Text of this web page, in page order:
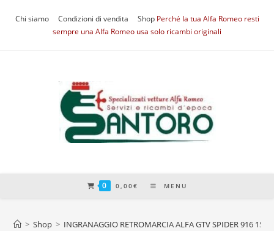
Chi siamo Condizioni di vendita Shop Perché la tua Alfa Romeo resti
sempre una Alfa Romeo usa solo ricambi originali
0 0,00€ MENU
> Shop > INGRANAGGIO RETROMARCIA ALFA GTV SPIDER 916